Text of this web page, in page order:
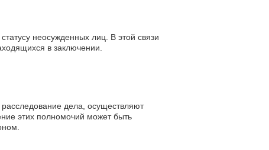
неосужденных лиц. В этой связи
в заключении.
дела, осуществляют
этих полномочий может быть